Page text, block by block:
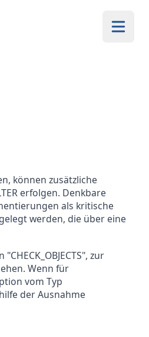
können zusätzliche
erfolgen. Denkbare
als kritische
werden, die über eine
zur
Wenn für
vom Typ
der Ausnahme